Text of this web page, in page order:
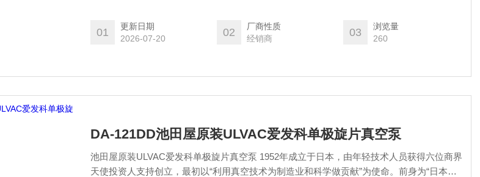
01
更新日期
2026-07-20
02
厂商性质
经销商
03
浏览量
260
DA-121DD池田屋原装ULVAC爱发科单极旋片真空泵
池田屋原装ULVAC爱发科单极旋片真空泵 1952年成立于日本，由年轻技术人员获得六位商界
天使投资人支持创立，最初以“利用真空技术为制造业和科学做贡献”为使命‌。前身为“日本真